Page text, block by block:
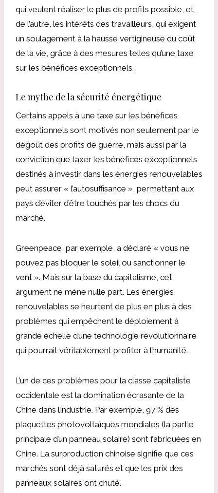
qui veulent réaliser le plus de profits possible, et,
de l’autre, les intérêts des travailleurs, qui exigent
un soulagement à la hausse vertigineuse du coût
de la vie, grâce à des mesures telles qu’une taxe
sur les bénéfices exceptionnels.
Le mythe de la sécurité énergétique
Certains appels à une taxe sur les bénéfices
exceptionnels sont motivés non seulement par le
dégoût des profits de guerre, mais aussi par la
conviction que taxer les bénéfices exceptionnels
destinés à investir dans les énergies renouvelables
peut assurer « l’autosuffisance », permettant aux
pays d’éviter d’être touchés par les chocs du
marché.
Greenpeace, par exemple, a déclaré « vous ne
pouvez pas bloquer le soleil ou sanctionner le
vent ». Mais sur la base du capitalisme, cet
argument ne mène nulle part. Les énergies
renouvelables se heurtent de plus en plus à des
problèmes qui empêchent le déploiement à
grande échelle d’une technologie révolutionnaire
qui pourrait véritablement profiter à l’humanité.
L’un de ces problèmes pour la classe capitaliste
occidentale est la domination écrasante de la
Chine dans l’industrie. Par exemple, 97 % des
plaquettes photovoltaïques mondiales (la partie
principale d’un panneau solaire) sont fabriquées en
Chine. La surproduction chinoise signifie que ces
marchés sont déjà saturés et que les prix des
panneaux solaires ont chuté.